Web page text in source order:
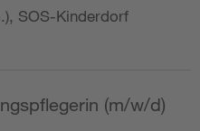
SOS-Kinderdorf
(m/w/d)